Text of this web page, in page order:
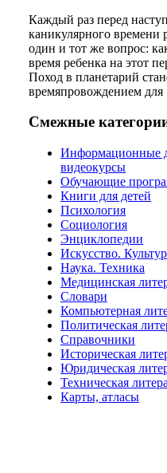
Каждый раз перед
каникулярного времени
один и тот же вопрос:
время ребенка на этот
Поход в планетарий
времяпровождением для
Смежные
Информационные
видеокурсы
Обучающие
Книги для детей
Психология
Социология
Энциклопедии
Искусство.
Наука. Техника
Медицинская
Словари
Компьютерная
Политическая
Справочники
Историческая
Юридическая
Техническая
Карты, атласы